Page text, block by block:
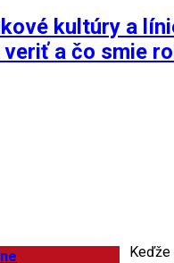
kultúry a
a čo smie